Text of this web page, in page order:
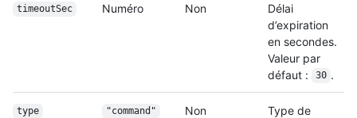
timeoutSec Numéro Non
Délai
d’expiration
en secondes.
Valeur par
défaut :
30 .
type "command" Non
Type de